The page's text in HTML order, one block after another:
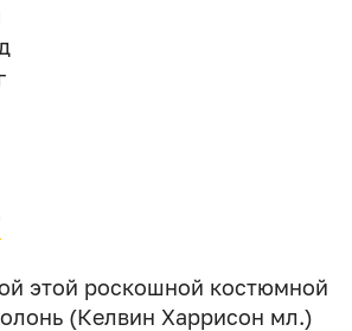
этой роскошной костюмной
(Келвин Харрисон мл.)